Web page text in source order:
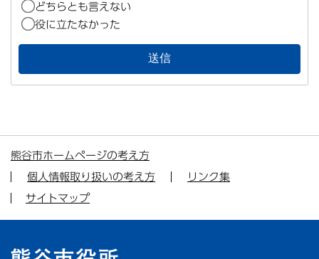
どちらとも言えない
役に立たなかった
熊谷市ホームページの考え方
個人情報取り扱いの考え方
リンク集
サイトマップ